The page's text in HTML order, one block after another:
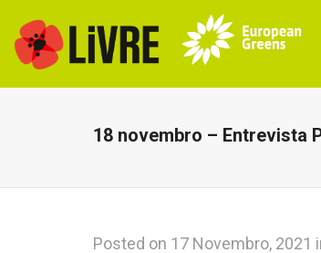
18 novembro – Entrevista
Posted on 17 Novembro, 2021